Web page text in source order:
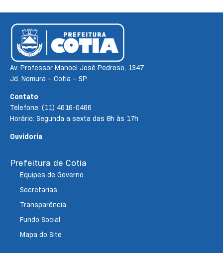
Av. Professor Manoel José Pedroso, 1347
Jd. Nomura – Cotia – SP
Contato
Telefone: (11) 4616-0466
Horário: Segunda a sexta das 8h às 17h
Ouvidoria
Prefeitura de Cotia
Equipes de Governo
Secretarias
Transparência
Fundo Social
Mapa do Site